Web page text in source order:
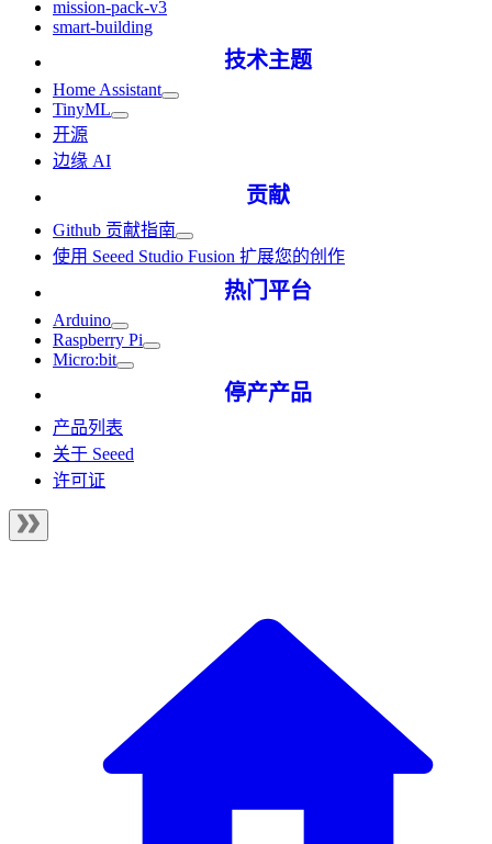
mission-pack-v3
smart-building
技术主题
Home Assistant
TinyML
开源
边缘 AI
贡献
Github 贡献指南
使用 Seeed Studio Fusion 扩展您的创作
热门平台
Arduino
Raspberry Pi
Micro:bit
停产产品
产品列表
关于 Seeed
许可证